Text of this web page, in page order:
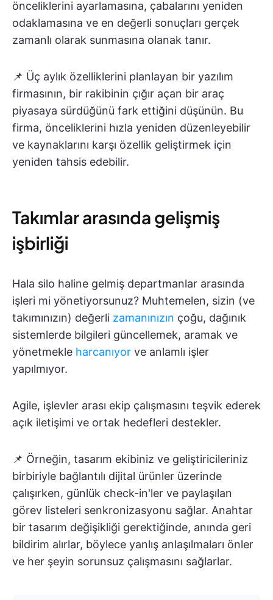
önceliklerini ayarlamasına, çabalarını yeniden
odaklamasına ve en değerli sonuçları gerçek
zamanlı olarak sunmasına olanak tanır.
📌 Üç aylık özelliklerini planlayan bir yazılım
firmasının, bir rakibinin çığır açan bir araç
piyasaya sürdüğünü fark ettiğini düşünün. Bu
firma, önceliklerini hızla yeniden düzenleyebilir
ve kaynaklarını karşı özellik geliştirmek için
yeniden tahsis edebilir.
Takımlar arasında gelişmiş
işbirliği
Hala silo haline gelmiş departmanlar arasında
işleri mi yönetiyorsunuz? Muhtemelen, sizin (ve
takımınızın) değerli zamanınızın çoğu, dağınık
sistemlerde bilgileri güncellemek, aramak ve
yönetmekle harcanıyor ve anlamlı işler
yapılmıyor.
Agile, işlevler arası ekip çalışmasını teşvik ederek
açık iletişimi ve ortak hedefleri destekler.
📌 Örneğin, tasarım ekibiniz ve geliştiricileriniz
birbiriyle bağlantılı dijital ürünler üzerinde
çalışırken, günlük check-in'ler ve paylaşılan
görev listeleri senkronizasyonu sağlar. Anahtar
bir tasarım değişikliği gerektiğinde, anında geri
bildirim alırlar, böylece yanlış anlaşılmaları önler
ve her şeyin sorunsuz çalışmasını sağlarlar.